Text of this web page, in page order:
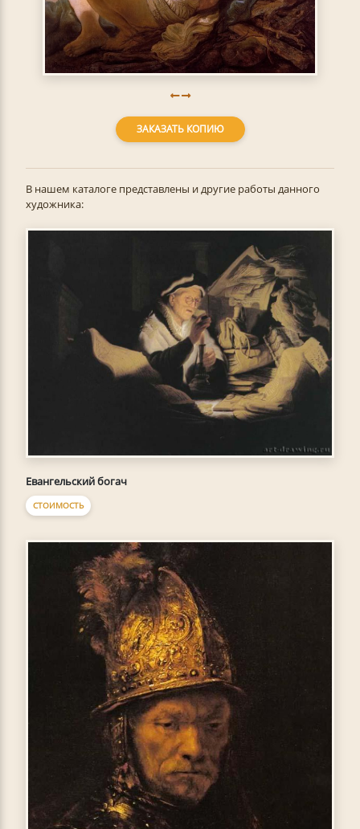
ЗАКАЗАТЬ КОПИЮ
В нашем каталоге представлены и другие работы данного
художника:
Евангельский богач
СТОИМОСТЬ